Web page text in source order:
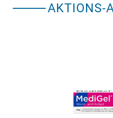
AKTIONS-